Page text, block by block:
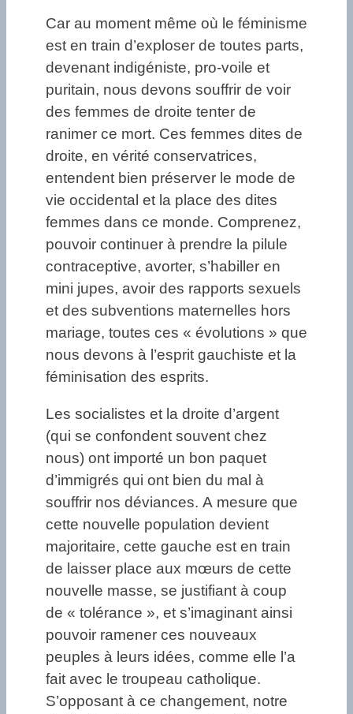
Car au moment même où le féminisme
est en train d’exploser de toutes parts,
devenant indigéniste, pro-voile et
puritain, nous devons souffrir de voir
des femmes de droite tenter de
ranimer ce mort. Ces femmes dites de
droite, en vérité conservatrices,
entendent bien préserver le mode de
vie occidental et la place des dites
femmes dans ce monde. Comprenez,
pouvoir continuer à prendre la pilule
contraceptive, avorter, s’habiller en
mini jupes, avoir des rapports sexuels
et des subventions maternelles hors
mariage, toutes ces « évolutions » que
nous devons à l’esprit gauchiste et la
féminisation des esprits.
Les socialistes et la droite d’argent
(qui se confondent souvent chez
nous) ont importé un bon paquet
d’immigrés qui ont bien du mal à
souffrir nos déviances. A mesure que
cette nouvelle population devient
majoritaire, cette gauche est en train
de laisser place aux mœurs de cette
nouvelle masse, se justifiant à coup
de « tolérance », et s’imaginant ainsi
pouvoir ramener ces nouveaux
peuples à leurs idées, comme elle l’a
fait avec le troupeau catholique.
S’opposant à ce changement, notre